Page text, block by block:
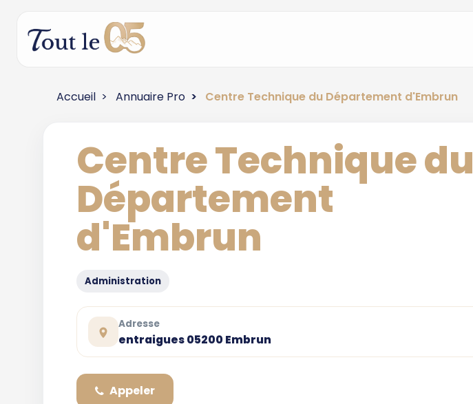
Accueil Annuaire Pro Centre Technique du Département d'Embrun
Centre Technique du
Département
d'Embrun
Administration
Adresse
entraigues 05200 Embrun
Appeler